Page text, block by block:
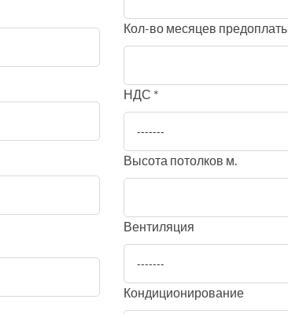
Кол-во месяцев
НДС *
-------
Высота потолков м.
Вентиляция
-------
Кондиционирование